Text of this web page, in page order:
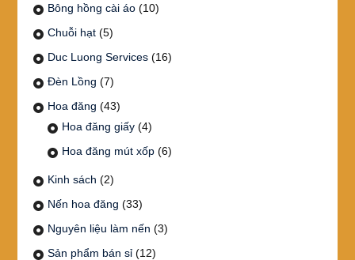
Bông hồng cài áo (10)
Chuỗi hạt (5)
Duc Luong Services (16)
Đèn Lồng (7)
Hoa đăng (43)
Hoa đăng giấy (4)
Hoa đăng mút xốp (6)
Kinh sách (2)
Nến hoa đăng (33)
Nguyên liệu làm nến (3)
Sản phẩm bán sỉ (12)